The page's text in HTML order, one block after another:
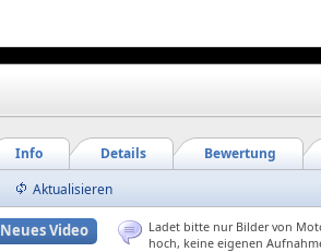
Bewertung
Details
Info
Aktualisieren
Neues Video
Ladet bitte nur Bilder von
hoch, keine eigenen